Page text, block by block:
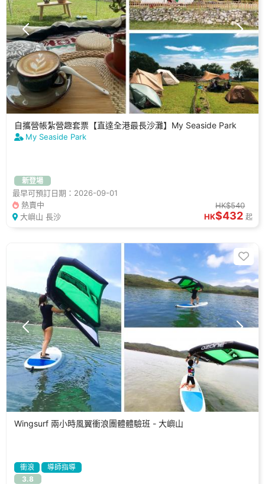
自攜營帳紮營趣套票【直達全港最長沙灘】My Seaside Park
My Seaside Park
新登場
最早可預訂日期：2026-09-01
熱賣中
大嶼山 長沙
HK$540
HK$432 起
Wingsurf 兩小時風翼衝浪團體體驗班 - 大嶼山
衝浪
導師指導
3.8